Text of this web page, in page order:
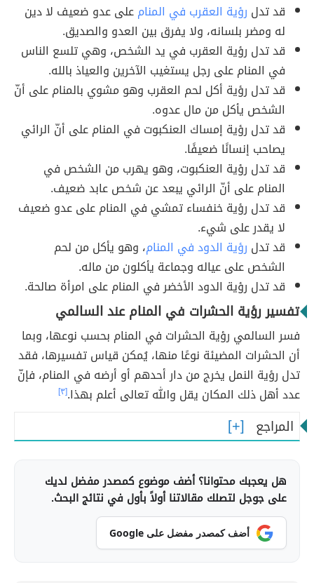
قد تدل رؤية العقرب في المنامعلى عدو ضعيف لا دين
له ومضر بلسانه، ولا يفرق بين العدو والصديق.
قد تدل رؤية العقرب في يد الشخص، وهي تلسع الناس
في المنام على رجل يستغيب الآخرين والعياذ بالله.
قد تدل رؤية أكل لحم العقرب وهو مشوي بالمنام على أنّ
الشخص يأكل من مال عدوه.
قد تدل رؤية إمساك العنكبوت في المنام على أنّ الرائي
يصاحب إنسانًا ضعيفًا.
قد تدل رؤية العنكبوت، وهو يهرب من الشخص في
المنام على أنّ الرائي يبعد عن شخص عابد ضعيف.
قد تدل رؤية خنفساء تمشي في المنام على عدو ضعيف
لا يقدر على شيء.
قد تدل رؤية الدود في المنام، وهو يأكل من لحم
الشخص على عياله وجماعة يأكلون من ماله.
قد تدل رؤية الدود الأخضر في المنام على امرأة صالحة.
تفسير رؤية الحشرات في المنام عند السالمي
فسر السالمي رؤية الحشرات في المنام بحسب نوعها، وبما
أن الحشرات المضيئة نوعًا منها، يُمكن قياس تفسيرها، فقد
تدل رؤية النمل يخرج من دار أحدهم أو أرضه في المنام، فإنّ
عدد أهل ذلك المكان يقل والله تعالى أعلم بهذا.[٣]
المراجع
هل يعجبك محتوانا؟ أضف موضوع كمصدر مفضل لديك
على جوجل لتصلك مقالاتنا أولاً بأول في نتائج البحث.
أضف كمصدر مفضل على Google